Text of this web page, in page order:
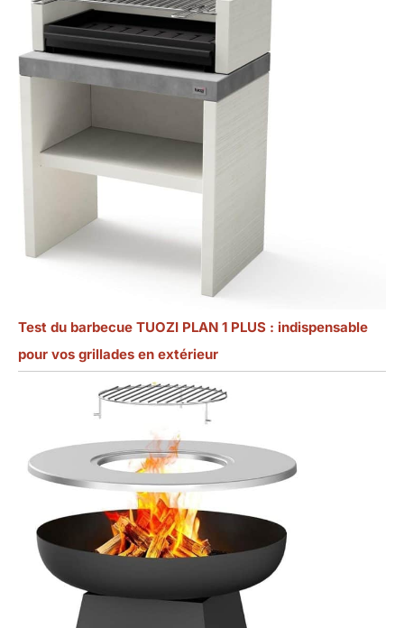
Test du barbecue TUOZI PLAN 1 PLUS : indispensable
pour vos grillades en extérieur